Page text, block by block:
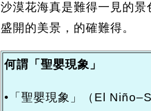
沙漠花海真是難得一見的景
盛開的美景，的確難得。
何謂「聖嬰現象」
•「聖嬰現象」（El